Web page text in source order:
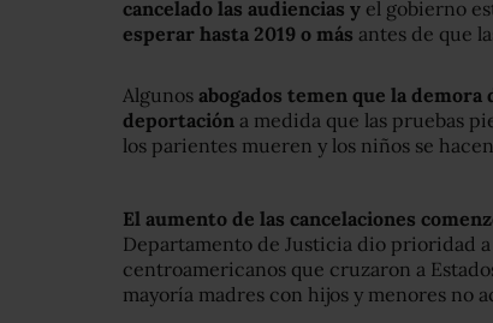
cancelado las audiencias y el gobierno
esperar hasta 2019 o más antes de que
Algunos abogados temen que la
deportación a medida que las pruebas
los parientes mueren y los niños se
El aumento de las cancelaciones
Departamento de Justicia dio prioridad a
centroamericanos que cruzaron a
mayoría madres con hijos y menores no